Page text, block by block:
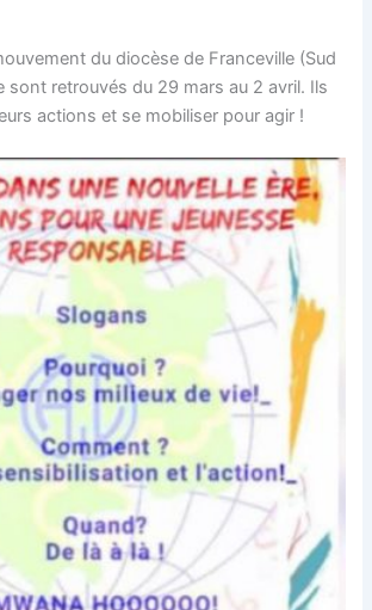
du diocèse de Franceville (Sud
sont retrouvés du 29 mars au 2 avril. Ils
actions et se mobiliser pour agir !